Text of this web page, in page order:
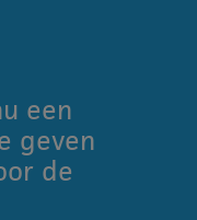
een
geven
de